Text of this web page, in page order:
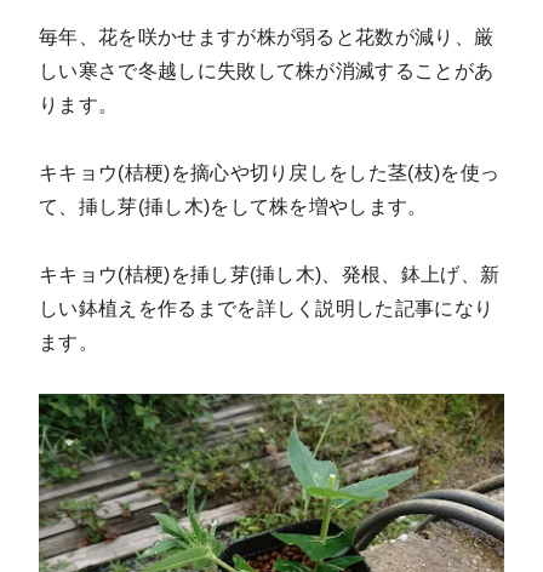
毎年、花を咲かせますが株が弱ると花数が減り、厳
しい寒さで冬越しに失敗して株が消滅することがあ
ります。
キキョウ(桔梗)を摘心や切り戻しをした茎(枝)を使っ
て、挿し芽(挿し木)をして株を増やします。
キキョウ(桔梗)を挿し芽(挿し木)、発根、鉢上げ、新
しい鉢植えを作るまでを詳しく説明した記事になり
ます。